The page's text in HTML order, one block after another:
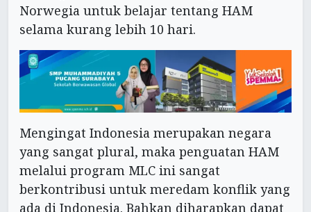
Norwegia untuk belajar tentang HAM
selama kurang lebih 10 hari.
Mengingat Indonesia merupakan negara
yang sangat plural, maka penguatan HAM
melalui program MLC ini sangat
berkontribusi untuk meredam konflik yang
ada di Indonesia. Bahkan diharapkan dapat